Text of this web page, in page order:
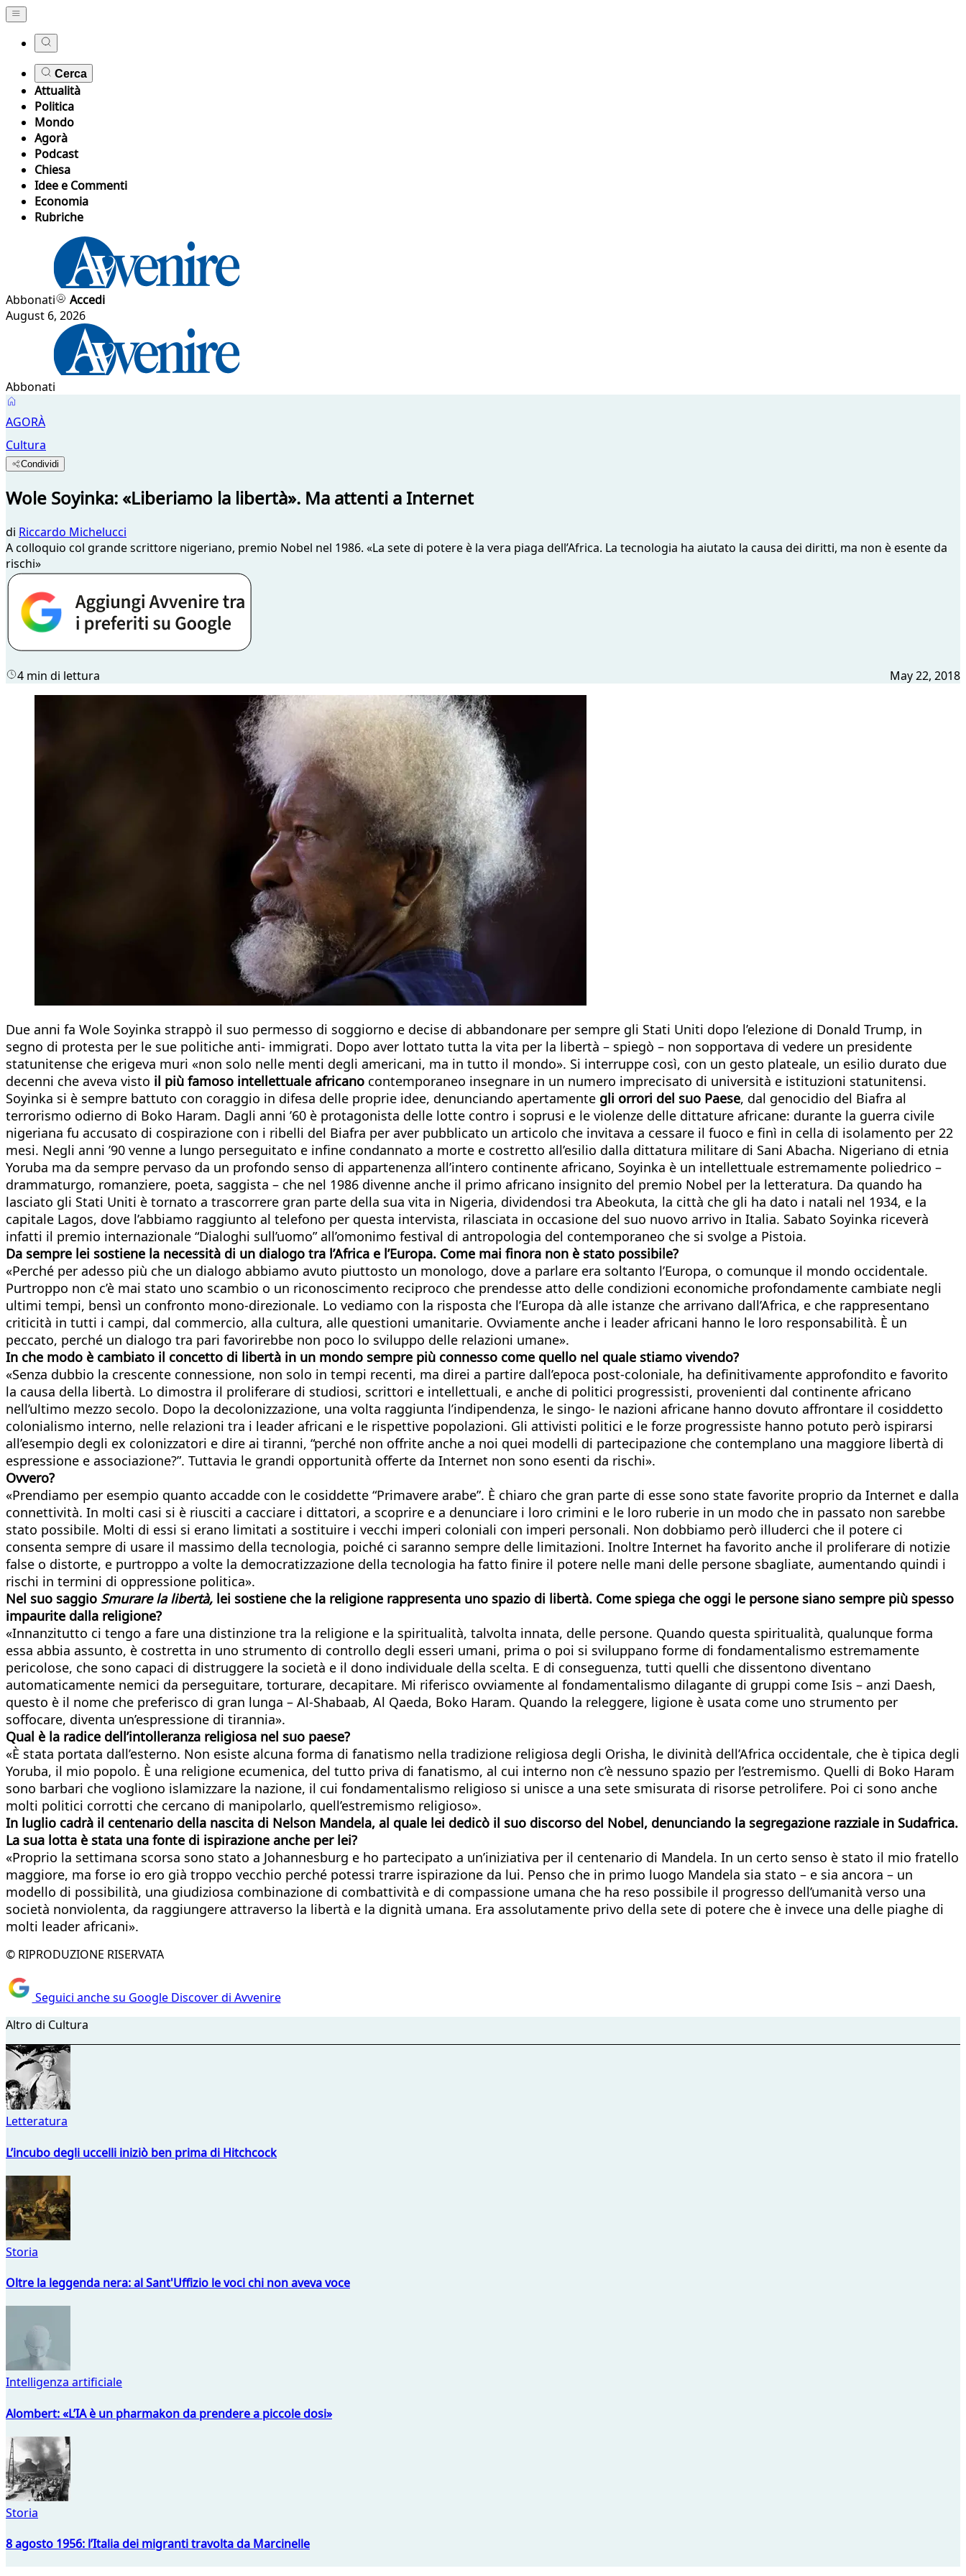
Cerca
Attualità
Politica
Mondo
Agorà
Podcast
Chiesa
Idee e Commenti
Economia
Rubriche
Abbonati
Accedi
August 6, 2026
Abbonati
AGORÀ
Cultura
Condividi
Wole Soyinka: «Liberiamo la libertà». Ma attenti a Internet
di Riccardo Michelucci
A colloquio col grande scrittore nigeriano, premio Nobel nel 1986. «La sete di potere è la vera piaga dell’Africa. La tecnologia ha aiutato la causa dei diritti, ma non è esente da
rischi»
4 min di lettura May 22, 2018
Due anni fa Wole Soyinka strappò il suo permesso di soggiorno e decise di abbandonare per sempre gli Stati Uniti dopo l’elezione di Donald Trump, in
segno di protesta per le sue politiche anti- immigrati. Dopo aver lottato tutta la vita per la libertà – spiegò – non sopportava di vedere un presidente
statunitense che erigeva muri «non solo nelle menti degli americani, ma in tutto il mondo». Si interruppe così, con un gesto plateale, un esilio durato due
decenni che aveva visto il più famoso intellettuale africano contemporaneo insegnare in un numero imprecisato di università e istituzioni statunitensi.
Soyinka si è sempre battuto con coraggio in difesa delle proprie idee, denunciando apertamente gli orrori del suo Paese, dal genocidio del Biafra al
terrorismo odierno di Boko Haram. Dagli anni ’60 è protagonista delle lotte contro i soprusi e le violenze delle dittature africane: durante la guerra civile
nigeriana fu accusato di cospirazione con i ribelli del Biafra per aver pubblicato un articolo che invitava a cessare il fuoco e finì in cella di isolamento per 22
mesi. Negli anni ’90 venne a lungo perseguitato e infine condannato a morte e costretto all’esilio dalla dittatura militare di Sani Abacha. Nigeriano di etnia
Yoruba ma da sempre pervaso da un profondo senso di appartenenza all’intero continente africano, Soyinka è un intellettuale estremamente poliedrico –
drammaturgo, romanziere, poeta, saggista – che nel 1986 divenne anche il primo africano insignito del premio Nobel per la letteratura. Da quando ha
lasciato gli Stati Uniti è tornato a trascorrere gran parte della sua vita in Nigeria, dividendosi tra Abeokuta, la città che gli ha dato i natali nel 1934, e la
capitale Lagos, dove l’abbiamo raggiunto al telefono per questa intervista, rilasciata in occasione del suo nuovo arrivo in Italia. Sabato Soyinka riceverà
infatti il premio internazionale “Dialoghi sull’uomo” all’omonimo festival di antropologia del contemporaneo che si svolge a Pistoia.
Da sempre lei sostiene la necessità di un dialogo tra l’Africa e l’Europa. Come mai finora non è stato possibile?
«Perché per adesso più che un dialogo abbiamo avuto piuttosto un monologo, dove a parlare era soltanto l’Europa, o comunque il mondo occidentale.
Purtroppo non c’è mai stato uno scambio o un riconoscimento reciproco che prendesse atto delle condizioni economiche profondamente cambiate negli
ultimi tempi, bensì un confronto mono-direzionale. Lo vediamo con la risposta che l’Europa dà alle istanze che arrivano dall’Africa, e che rappresentano
criticità in tutti i campi, dal commercio, alla cultura, alle questioni umanitarie. Ovviamente anche i leader africani hanno le loro responsabilità. È un
peccato, perché un dialogo tra pari favorirebbe non poco lo sviluppo delle relazioni umane».
In che modo è cambiato il concetto di libertà in un mondo sempre più connesso come quello nel quale stiamo vivendo?
«Senza dubbio la crescente connessione, non solo in tempi recenti, ma direi a partire dall’epoca post-coloniale, ha definitivamente approfondito e favorito
la causa della libertà. Lo dimostra il proliferare di studiosi, scrittori e intellettuali, e anche di politici progressisti, provenienti dal continente africano
nell’ultimo mezzo secolo. Dopo la decolonizzazione, una volta raggiunta l’indipendenza, le singo- le nazioni africane hanno dovuto affrontare il cosiddetto
colonialismo interno, nelle relazioni tra i leader africani e le rispettive popolazioni. Gli attivisti politici e le forze progressiste hanno potuto però ispirarsi
all’esempio degli ex colonizzatori e dire ai tiranni, “perché non offrite anche a noi quei modelli di partecipazione che contemplano una maggiore libertà di
espressione e associazione?”. Tuttavia le grandi opportunità offerte da Internet non sono esenti da rischi».
Ovvero?
«Prendiamo per esempio quanto accadde con le cosiddette “Primavere arabe”. È chiaro che gran parte di esse sono state favorite proprio da Internet e dalla
connettività. In molti casi si è riusciti a cacciare i dittatori, a scoprire e a denunciare i loro crimini e le loro ruberie in un modo che in passato non sarebbe
stato possibile. Molti di essi si erano limitati a sostituire i vecchi imperi coloniali con imperi personali. Non dobbiamo però illuderci che il potere ci
consenta sempre di usare il massimo della tecnologia, poiché ci saranno sempre delle limitazioni. Inoltre Internet ha favorito anche il proliferare di notizie
false o distorte, e purtroppo a volte la democratizzazione della tecnologia ha fatto finire il potere nelle mani delle persone sbagliate, aumentando quindi i
rischi in termini di oppressione politica».
Nel suo saggio Smurare la libertà, lei sostiene che la religione rappresenta uno spazio di libertà. Come spiega che oggi le persone siano sempre più spesso
impaurite dalla religione?
«Innanzitutto ci tengo a fare una distinzione tra la religione e la spiritualità, talvolta innata, delle persone. Quando questa spiritualità, qualunque forma
essa abbia assunto, è costretta in uno strumento di controllo degli esseri umani, prima o poi si sviluppano forme di fondamentalismo estremamente
pericolose, che sono capaci di distruggere la società e il dono individuale della scelta. E di conseguenza, tutti quelli che dissentono diventano
automaticamente nemici da perseguitare, torturare, decapitare. Mi riferisco ovviamente al fondamentalismo dilagante di gruppi come Isis – anzi Daesh,
questo è il nome che preferisco di gran lunga – Al-Shabaab, Al Qaeda, Boko Haram. Quando la releggere, ligione è usata come uno strumento per
soffocare, diventa un’espressione di tirannia».
Qual è la radice dell’intolleranza religiosa nel suo paese?
«È stata portata dall’esterno. Non esiste alcuna forma di fanatismo nella tradizione religiosa degli Orisha, le divinità dell’Africa occidentale, che è tipica degli
Yoruba, il mio popolo. È una religione ecumenica, del tutto priva di fanatismo, al cui interno non c’è nessuno spazio per l’estremismo. Quelli di Boko Haram
sono barbari che vogliono islamizzare la nazione, il cui fondamentalismo religioso si unisce a una sete smisurata di risorse petrolifere. Poi ci sono anche
molti politici corrotti che cercano di manipolarlo, quell’estremismo religioso».
In luglio cadrà il centenario della nascita di Nelson Mandela, al quale lei dedicò il suo discorso del Nobel, denunciando la segregazione razziale in Sudafrica.
La sua lotta è stata una fonte di ispirazione anche per lei?
«Proprio la settimana scorsa sono stato a Johannesburg e ho partecipato a un’iniziativa per il centenario di Mandela. In un certo senso è stato il mio fratello
maggiore, ma forse io ero già troppo vecchio perché potessi trarre ispirazione da lui. Penso che in primo luogo Mandela sia stato – e sia ancora – un
modello di possibilità, una giudiziosa combinazione di combattività e di compassione umana che ha reso possibile il progresso dell’umanità verso una
società nonviolenta, da raggiungere attraverso la libertà e la dignità umana. Era assolutamente privo della sete di potere che è invece una delle piaghe di
molti leader africani».
© RIPRODUZIONE RISERVATA
Seguici anche su Google Discover di Avvenire
Altro di Cultura
Letteratura
L’incubo degli uccelli iniziò ben prima di Hitchcock
Storia
Oltre la leggenda nera: al Sant'Uffizio le voci chi non aveva voce
Intelligenza artificiale
Alombert: «L’IA è un pharmakon da prendere a piccole dosi»
Storia
8 agosto 1956: l’Italia dei migranti travolta da Marcinelle